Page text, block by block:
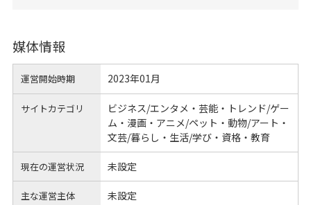
媒体情報
運営開始時期 2023年01月
サイトカテゴリ
ビジネス/エンタメ・芸能・トレンド/ゲー
ム・漫画・アニメ/ペット・動物/アート・
文芸/暮らし・生活/学び・資格・教育
現在の運営状況 未設定
主な運営主体 未設定